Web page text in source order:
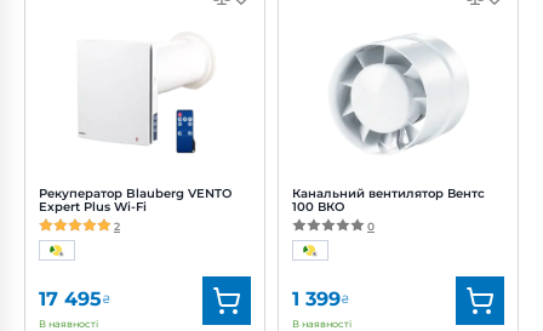
Рекуператор Blauberg VENTO
Expert Plus Wi-Fi
2
17 495₴
В наявності
Канальний вентилятор Вентс
100 ВКО
0
1 399₴
В наявності